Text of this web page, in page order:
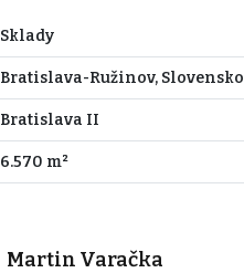
Sklady
Bratislava-Ružinov, Slovensko
Bratislava II
6.570 m²
Martin Varačka